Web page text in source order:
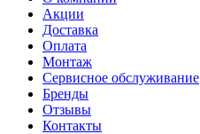
Акции
Доставка
Оплата
Монтаж
Сервисное обслуживание
Бренды
Отзывы
Контакты